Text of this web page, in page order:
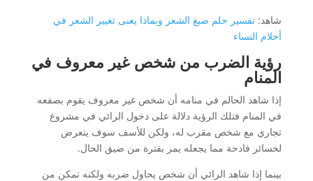
شاهد: تفسير حلم صبغ الشعر وبماذا يعنى تغيير الشعر في
أحلام النساء
رؤية الضرب من شخص غير معروف في
المنام
إذا شاهد الحالم في منامه أن شخص غير معروف يقوم بصفعه
في المنام فتلك الرؤية دلالة على دخول الرائي في مشروع
تجاري مع شخص مقرب له، ولكن للأسف سوف يتعرض
لخسائر فادحة مما يجعله يمر بفترة من ضيق الحال.
بينما إذا شاهد الرائي أن شخص يحاول ضربه ولكنه تمكن من